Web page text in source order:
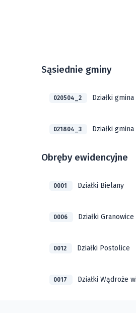
Sąsiednie gminy
020504_2 Działki
021804_3 Działki
Obręby ewidencyjne
0001 Działki Bielany
0006 Działki Granowice
0012 Działki Postolice
0017 Działki Wądroże